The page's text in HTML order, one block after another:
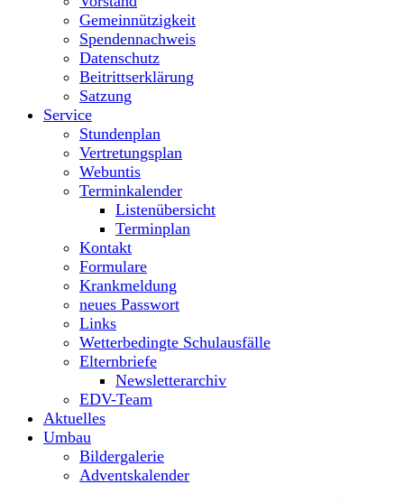
Gemeinnützigkeit
Spendennachweis
Datenschutz
Beitrittserklärung
Satzung
Service
Stundenplan
Vertretungsplan
Webuntis
Terminkalender
Listenübersicht
Terminplan
Kontakt
Formulare
Krankmeldung
neues Passwort
Links
Wetterbedingte Schulausfälle
Elternbriefe
Newsletterarchiv
EDV-Team
Aktuelles
Umbau
Bildergalerie
Adventskalender